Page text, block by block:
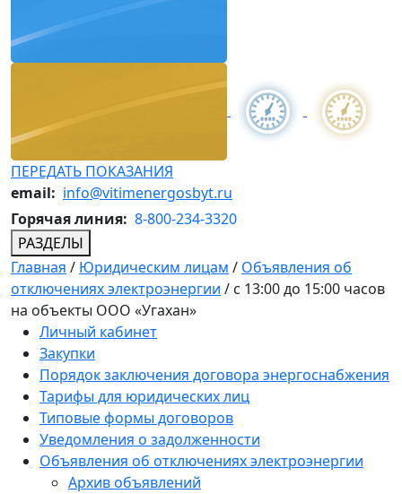
ПЕРЕДАТЬ ПОКАЗАНИЯ
email: info@vitimenergosbyt.ru
Горячая линия: 8-800-234-3320
РАЗДЕЛЫ
Главная / Юридическим лицам / Объявления об
отключениях электроэнергии / с 13:00 до 15:00 часов
на объекты ООО «Угахан»
Личный кабинет
Закупки
Порядок заключения договора энергоснабжения
Тарифы для юридических лиц
Типовые формы договоров
Уведомления о задолженности
Объявления об отключениях электроэнергии
Архив объявлений